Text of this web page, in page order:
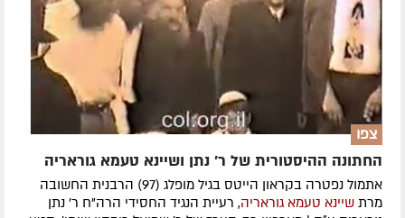
צפו
החתונה ההיסטורית של ר' נתן ושיינא טעמא גוראריה
אתמול נפטרה בקראון הייטס בגיל מופלג (97) הרבנית החשובה
מרת שיינא טעמא גוראריה, רעיית הנגיד החסידי הרה"ח ר׳ נתן